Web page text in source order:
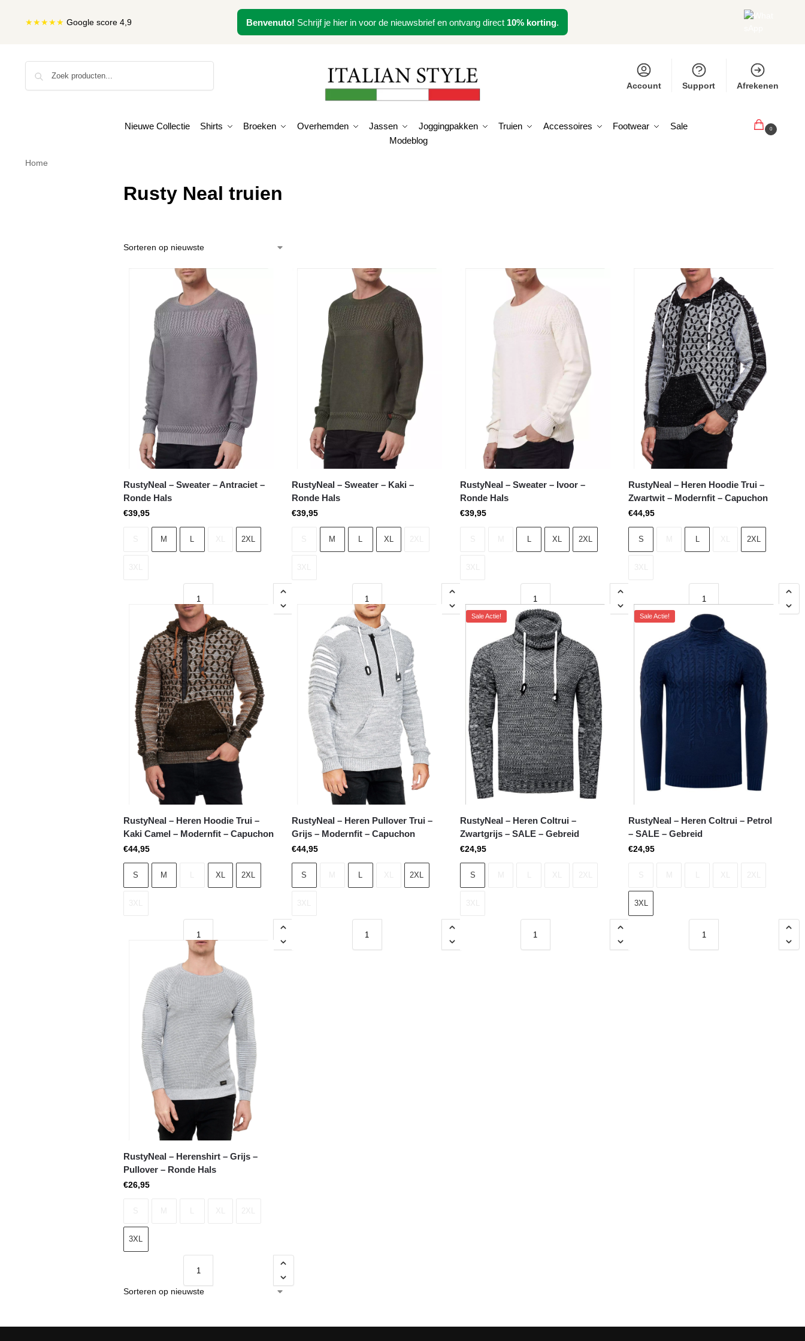
★★★★★ Google score 4,9 Benvenuto! Schrijf je hier in voor de nieuwsbrief en ontvang direct 10% korting.
Account Support Afrekenen
Nieuwe Collectie Shirts Broeken Overhemden Jassen Joggingpakken Truien Accessoires Footwear
Sale
Modeblog
0
Home
Rusty Neal truien
RustyNeal – Sweater – Antraciet –
Ronde Hals
€39,95
M L 2XL
RustyNeal – Sweater – Kaki –
Ronde Hals
€39,95
M L XL
RustyNeal – Sweater – Ivoor –
Ronde Hals
€39,95
L XL 2XL
RustyNeal – Heren Hoodie Trui –
Zwartwit – Modernfit – Capuchon
€44,95
S L 2XL
RustyNeal – Heren Hoodie Trui –
Kaki Camel – Modernfit – Capuchon
€44,95
S M XL 2XL
RustyNeal – Heren Pullover Trui –
Grijs – Modernfit – Capuchon
€44,95
S L 2XL
Sale Actie!
RustyNeal – Heren Coltrui –
Zwartgrijs – SALE – Gebreid
€24,95
S
Sale Actie!
RustyNeal – Heren Coltrui – Petrol
– SALE – Gebreid
€24,95
3XL
RustyNeal – Herenshirt – Grijs –
Pullover – Ronde Hals
€26,95
3XL